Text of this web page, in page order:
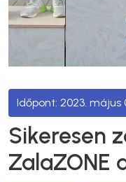
2023. május
Sikeresen
ZalaZONE